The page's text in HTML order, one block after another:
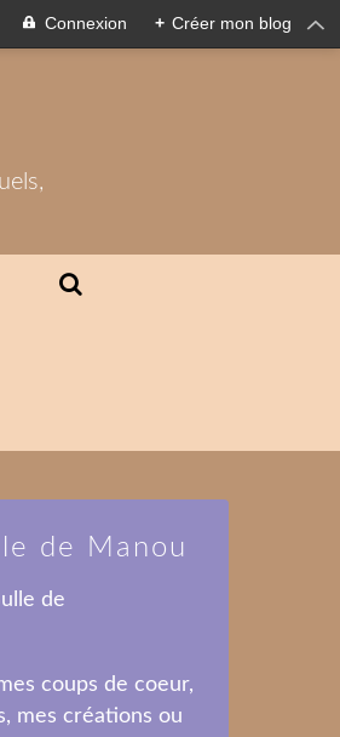
Connexion + Créer mon blog
de Manou
coups de coeur,
mes créations ou